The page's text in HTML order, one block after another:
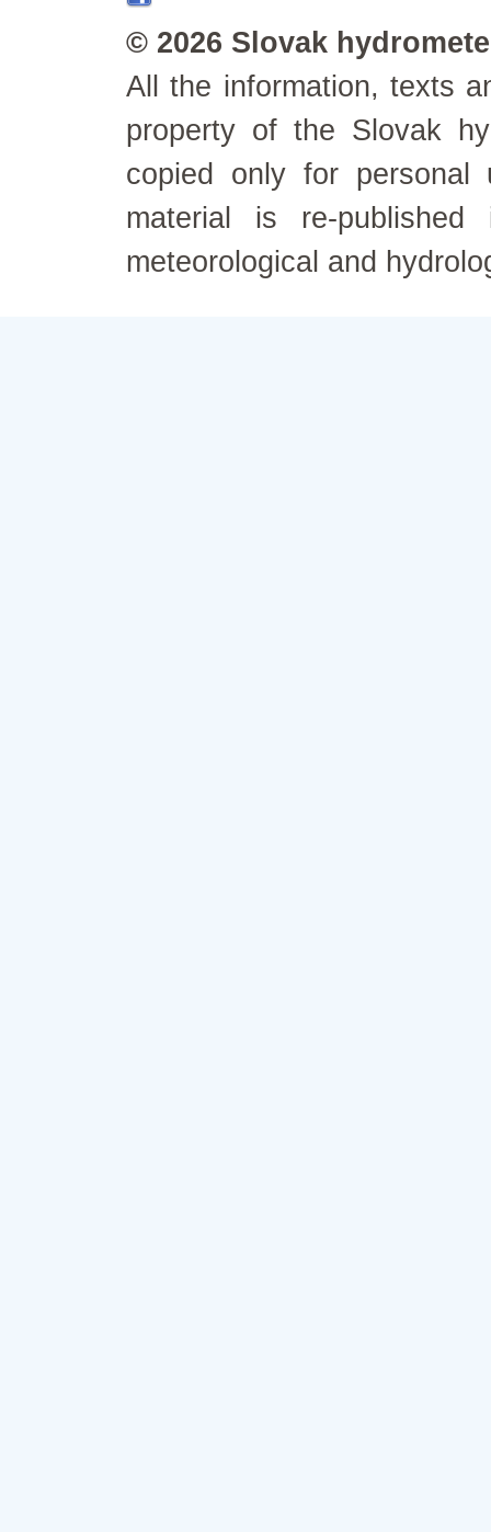
© 2026 Slovak
All the information, texts
property of the Slovak
copied only for personal
material is re-
meteorological and